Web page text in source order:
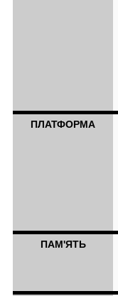
ПЛАТФОРМА
ПАМ'ЯТЬ